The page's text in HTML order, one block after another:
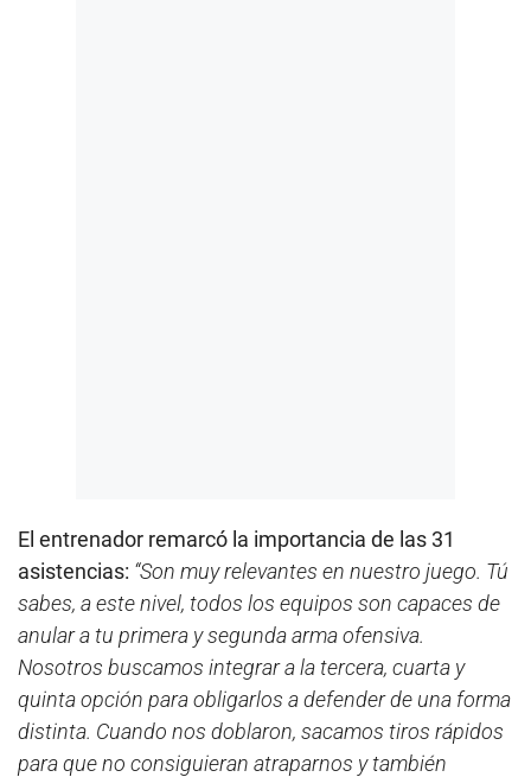
El entrenador remarcó la importancia de las 31
asistencias: “Son muy relevantes en nuestro juego. Tú
sabes, a este nivel, todos los equipos son capaces de
anular a tu primera y segunda arma ofensiva.
Nosotros buscamos integrar a la tercera, cuarta y
quinta opción para obligarlos a defender de una forma
distinta. Cuando nos doblaron, sacamos tiros rápidos
para que no consiguieran atraparnos y también